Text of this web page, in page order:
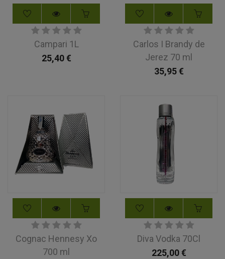
Campari 1L
25,40€
Carlos I Brandy de
Jerez 70 ml
35,95€
Cognac Hennesy Xo
700 ml
Diva Vodka 70Cl
225,00€